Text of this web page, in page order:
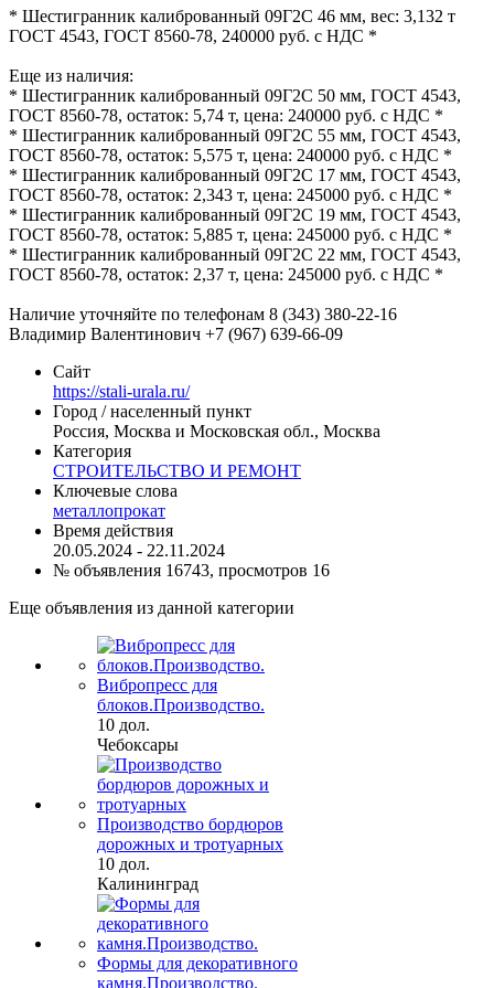
* Шестигранник калиброванный 09Г2С 46 мм, вес: 3,132 т
ГОСТ 4543, ГОСТ 8560-78, 240000 руб. с НДС *
Еще из наличия:
* Шестигранник калиброванный 09Г2С 50 мм, ГОСТ 4543,
ГОСТ 8560-78, остаток: 5,74 т, цена: 240000 руб. с НДС *
* Шестигранник калиброванный 09Г2С 55 мм, ГОСТ 4543,
ГОСТ 8560-78, остаток: 5,575 т, цена: 240000 руб. с НДС *
* Шестигранник калиброванный 09Г2С 17 мм, ГОСТ 4543,
ГОСТ 8560-78, остаток: 2,343 т, цена: 245000 руб. с НДС *
* Шестигранник калиброванный 09Г2С 19 мм, ГОСТ 4543,
ГОСТ 8560-78, остаток: 5,885 т, цена: 245000 руб. с НДС *
* Шестигранник калиброванный 09Г2С 22 мм, ГОСТ 4543,
ГОСТ 8560-78, остаток: 2,37 т, цена: 245000 руб. с НДС *
Наличие уточняйте по телефонам 8 (343) 380-22-16
Владимир Валентинович +7 (967) 639-66-09
Сайт
https://stali-urala.ru/
Город / населенный пункт
Россия, Москва и Московская обл., Москва
Категория
СТРОИТЕЛЬСТВО И РЕМОНТ
Ключевые слова
металлопрокат
Время действия
20.05.2024 - 22.11.2024
№ объявления 16743, просмотров 16
Еще объявления из данной категории
Вибропресс для
блоков.Производство.
10 дол.
Чебоксары
Производство бордюров
дорожных и тротуарных
10 дол.
Калининград
Формы для декоративного
камня.Производство.